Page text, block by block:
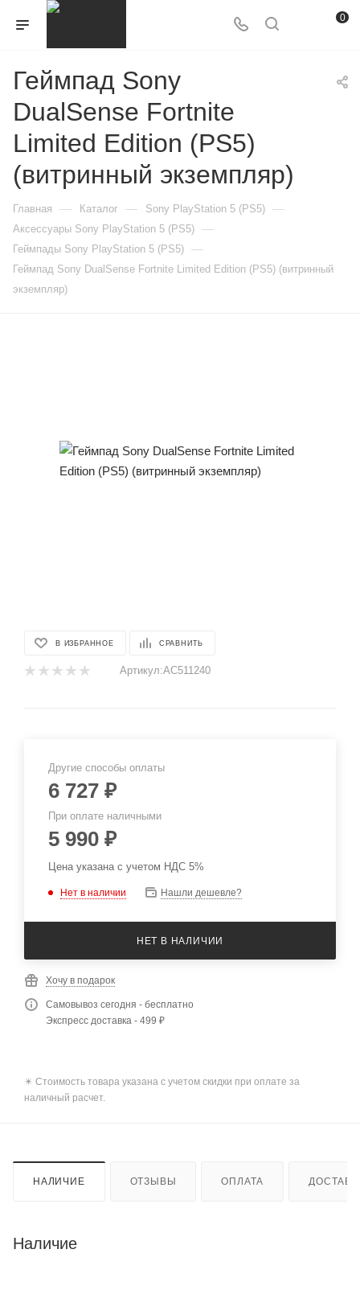
0
Геймпад Sony
DualSense Fortnite
Limited Edition (PS5)
(витринный экземпляр)
Главная — Каталог — Sony PlayStation 5 (PS5) —
Аксессуары Sony PlayStation 5 (PS5) —
Геймпады Sony PlayStation 5 (PS5) —
Геймпад Sony DualSense Fortnite Limited Edition (PS5) (витринный
экземпляр)
В ИЗБРАННОЕ СРАВНИТЬ
Артикул:AC511240
Другие способы оплаты
6 727 ₽
При оплате наличными
5 990 ₽
Цена указана с учетом НДС 5%
Нет в наличии Нашли дешевле?
НЕТ В НАЛИЧИИ
Хочу в подарок
Самовывоз сегодня - бесплатно
Экспресс доставка - 499 ₽
✴️ Стоимость товара указана с учетом скидки при оплате за
наличный расчет.
НАЛИЧИЕ ОТЗЫВЫ ОПЛАТА
Наличие